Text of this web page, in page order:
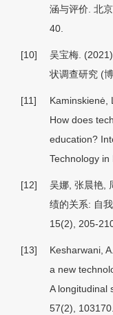
涵与评价. 北
40.
[10] 吴宝梅.
状调查研究 (
[11]
Kaminskienė,
How does
education?
Technology
[12]
吴娜, 张晨艳,
绩的关系: 自
15(2), 205-
[13]
Kesharwani,
a new
A longitudinal
57(2), 103170.